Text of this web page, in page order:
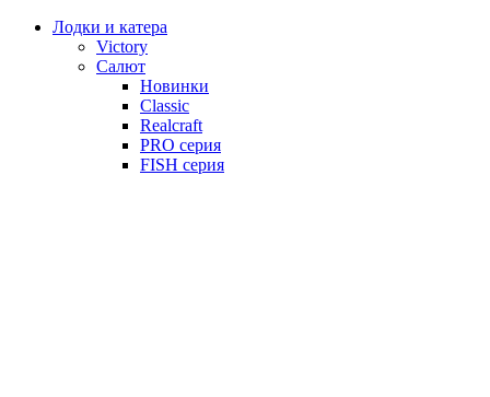
Лодки и катера
Victory
Салют
Новинки
Classic
Realcraft
PRO серия
FISH серия